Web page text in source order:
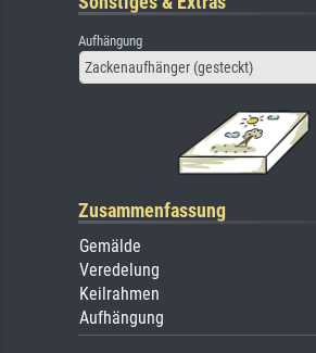
Aufhängung
Zackenaufhänger (gesteckt)
Zusammenfassung
Gemälde
Veredelung
Keilrahmen
Aufhängung